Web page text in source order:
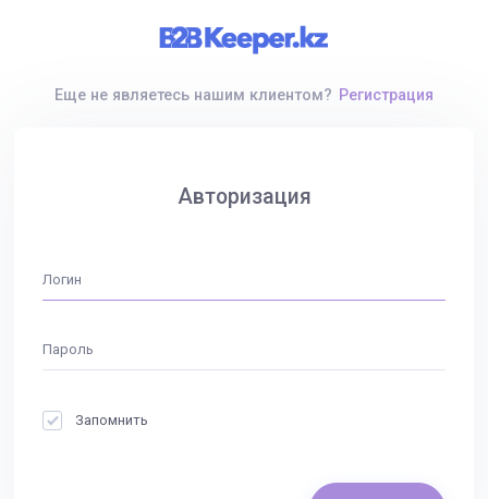
Еще не являетесь нашим клиентом? Регистрация
Авторизация
Запомнить